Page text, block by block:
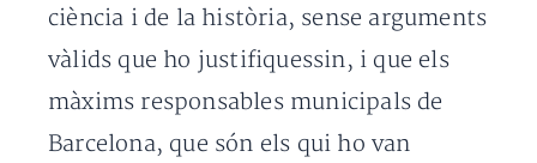
ciència i de la història, sense arguments
vàlids que ho justifiquessin, i que els
màxims responsables municipals de
Barcelona, que són els qui ho van